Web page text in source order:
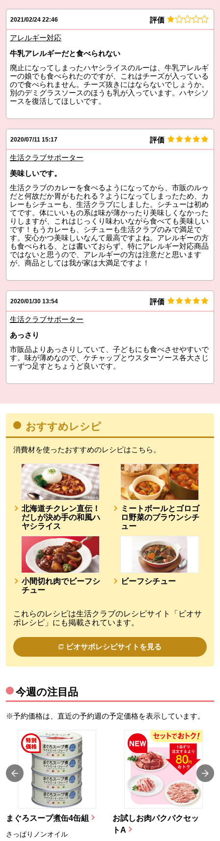
2021/02/24 22:46 評価
アレルギー対応
牛乳アレルギーだと食べられない
廃止になってしまったハヤシライスのルーは、牛乳アレルギ
ーの娘でも食べられたのですが、これはチーズが入っている
ので食べられません。チーズ抜きにはならないでしょうか。
別のデミグラスソースのほうも乳が入っています。ハヤシソ
ースを復活してほしいです。
2020/07/11 15:17 評価
生活クラブサポーター
美味しいです。
生活クラブのカレーを食べるようになってから、市販のルゥ
だと何故だか胃がもたれる？ようになってしまったため、カ
レーもシチューも、生活クラブにしました。シチューは初め
てです。体にいいもの系は味が薄かったり美味しくなかった
りしますが、これはじっくり味わいながら食べても美味しい
です！もうカレーも、シチューも生活クラブのみで満足で
す。安心かつ美味しいなんて最高ですよね。アレルギーの方
も食べられる、とは書いておらず、特にアレルギー対応商品
ではないと思うので、アレルギーの方は注意だと思います
が、商品としては我が家は大満足ですよ！
2020/01/30 13:54 評価
生活クラブサポーター
あっさり
市販品よりあっさりしていて、子どもにも食べさせやすいで
す。味が薄めなので、ケチャップとウスターソース各大さじ
一ずつ足すとちょうど良いです。
おすすめレシピ
消費材を使ったおすすめのレシピはこちら。
北海道チクレン直伝！
だしが決め手の和風ハ
ヤシライス
ミートボールとゴロゴ
ロ野菜のブラウンシチ
ュー
小間切れ肉でビーフシ
チュー
ビーフシチュー
これらのレシピは生活クラブのレシピサイト「ビオサ
ポレシピ」にも掲載されています。
ビオサポレシピサイトを見る
今週の注目品
※予約価格は、直近の予約週の予定価格を表示しています。
まぐろスープ煮缶4缶組
さっぱりノンオイル
お試しお肉パクパクセッ
トA